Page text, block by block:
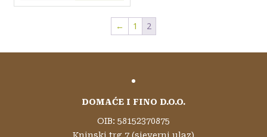
← 1 2
DOMAĆE I FINO D.O.O.
OIB: 58152370875